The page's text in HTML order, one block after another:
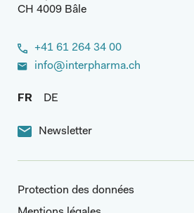
CH 4009 Bâle
+41 61 264 34 00
info@interpharma.ch
FR DE
Newsletter
Protection des données